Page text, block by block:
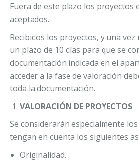
Fuera de este plazo los proyectos
aceptados.
Recibidos los proyectos, y una vez
un plazo de 10 días para que se
documentación indicada en el
acceder a la fase de valoración
toda la documentación.
VALORACIÓN DE PROYECTOS
Se considerarán especialmente
tengan en cuenta los siguientes
Originalidad.